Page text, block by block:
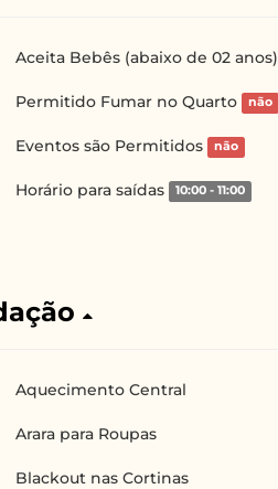
Aceita Bebês (abaixo de 02 anos)
Permitido Fumar no Quarto não
Eventos são Permitidos não
Horário para saídas 10:00 - 11:00
Aquecimento Central
Arara para Roupas
Blackout nas Cortinas